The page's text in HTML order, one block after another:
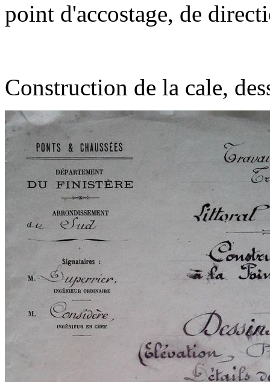
point d'accostage, de
Construction de la cale,